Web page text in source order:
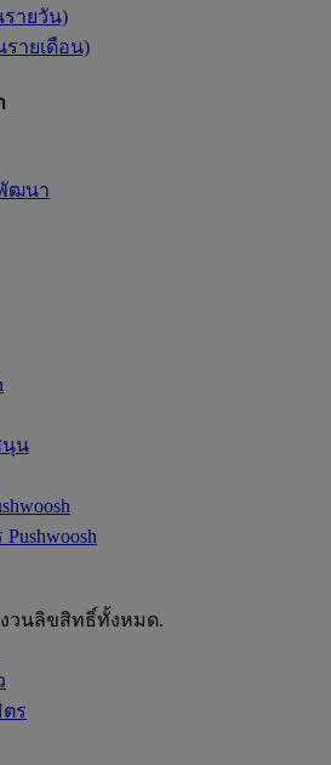
ายวัน)
ายเดือน)
ฒนา
นุน
งวนลิขสิทธิ์ทั้งหมด.
ร